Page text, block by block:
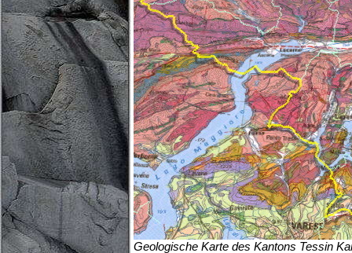
Geologische Karte des Kantons Tessin